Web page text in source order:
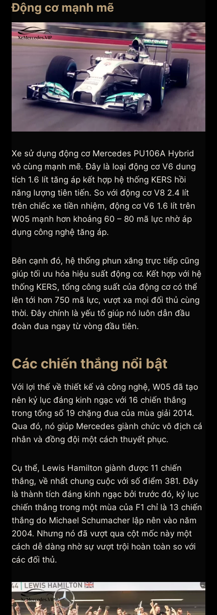
Động cơ mạnh mẽ
Xe sử dụng động cơ Mercedes PU106A Hybrid
vô cùng mạnh mẽ. Đây là loại động cơ V6 dung
tích 1.6 lít tăng áp kết hợp hệ thống KERS hồi
năng lượng tiên tiến. So với động cơ V8 2.4 lít
trên chiếc xe tiền nhiệm, động cơ V6 1.6 lít trên
W05 mạnh hơn khoảng 60 – 80 mã lực nhờ áp
dụng công nghệ tăng áp.
Bên cạnh đó, hệ thống phun xăng trực tiếp cũng
giúp tối ưu hóa hiệu suất động cơ. Kết hợp với hệ
thống KERS, tổng công suất của động cơ có thể
lên tới hơn 750 mã lực, vượt xa mọi đối thủ cùng
thời. Đây chính là yếu tố giúp nó luôn dẫn đầu
đoàn đua ngay từ vòng đầu tiên.
Các chiến thắng nổi bật
Với lợi thế về thiết kế và công nghệ, W05 đã tạo
nên kỷ lục đáng kinh ngạc với 16 chiến thắng
trong tổng số 19 chặng đua của mùa giải 2014.
Qua đó, nó giúp Mercedes giành chức vô địch cá
nhân và đồng đội một cách thuyết phục.
Cụ thể, Lewis Hamilton giành được 11 chiến
thắng, về nhất chung cuộc với số điểm 381. Đây
là thành tích đáng kinh ngạc bởi trước đó, kỷ lục
chiến thắng trong một mùa của F1 chỉ là 13 chiến
thắng do Michael Schumacher lập nên vào năm
2004. Nhưng nó đã vượt qua cột mốc này một
cách dễ dàng nhờ sự vượt trội hoàn toàn so với
các đối thủ.